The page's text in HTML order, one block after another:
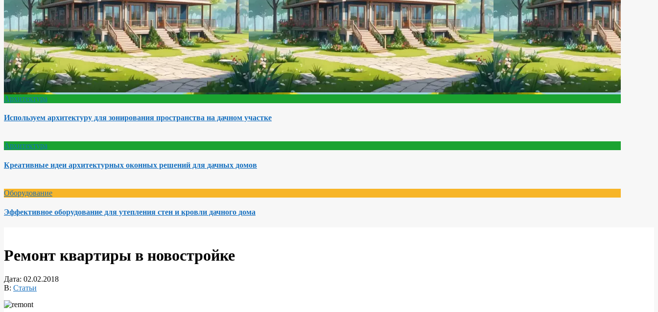
Архитектура
Используем архитектуру для зонирования пространства на дачном участке
Архитектура
Креативные идеи архитектурных оконных решений для дачных домов
Оборудование
Эффективное оборудование для утепления стен и кровли дачного дома
Ремонт квартиры в новостройке
Дата: 02.02.2018
В: Статьи